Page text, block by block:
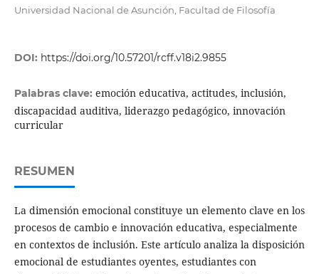
Universidad Nacional de Asunción, Facultad de Filosofía
DOI: https://doi.org/10.57201/rcff.v18i2.9855
Palabras clave: emoción educativa, actitudes, inclusión,
discapacidad auditiva, liderazgo pedagógico, innovación
curricular
RESUMEN
La dimensión emocional constituye un elemento clave en los
procesos de cambio e innovación educativa, especialmente
en contextos de inclusión. Este artículo analiza la disposición
emocional de estudiantes oyentes, estudiantes con